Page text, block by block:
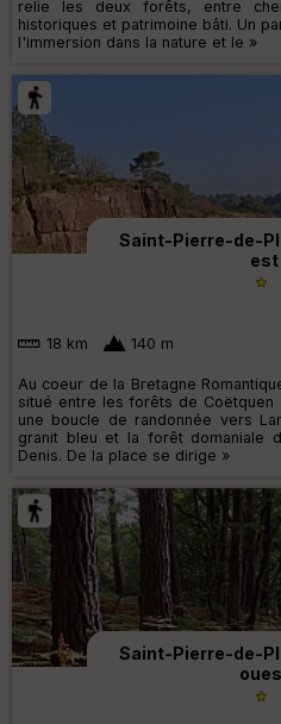
relie les deux forêts, entre
historiques et patrimoine bâti. Un
l'immersion dans la nature et le »
Saint-Pierre-de-
est
18 km 140 m
Au coeur de la Bretagne
situé entre les forêts de
une boucle de randonnée vers
granit bleu et la forêt domaniale
Denis. De la place se dirige »
Saint-Pierre-de-